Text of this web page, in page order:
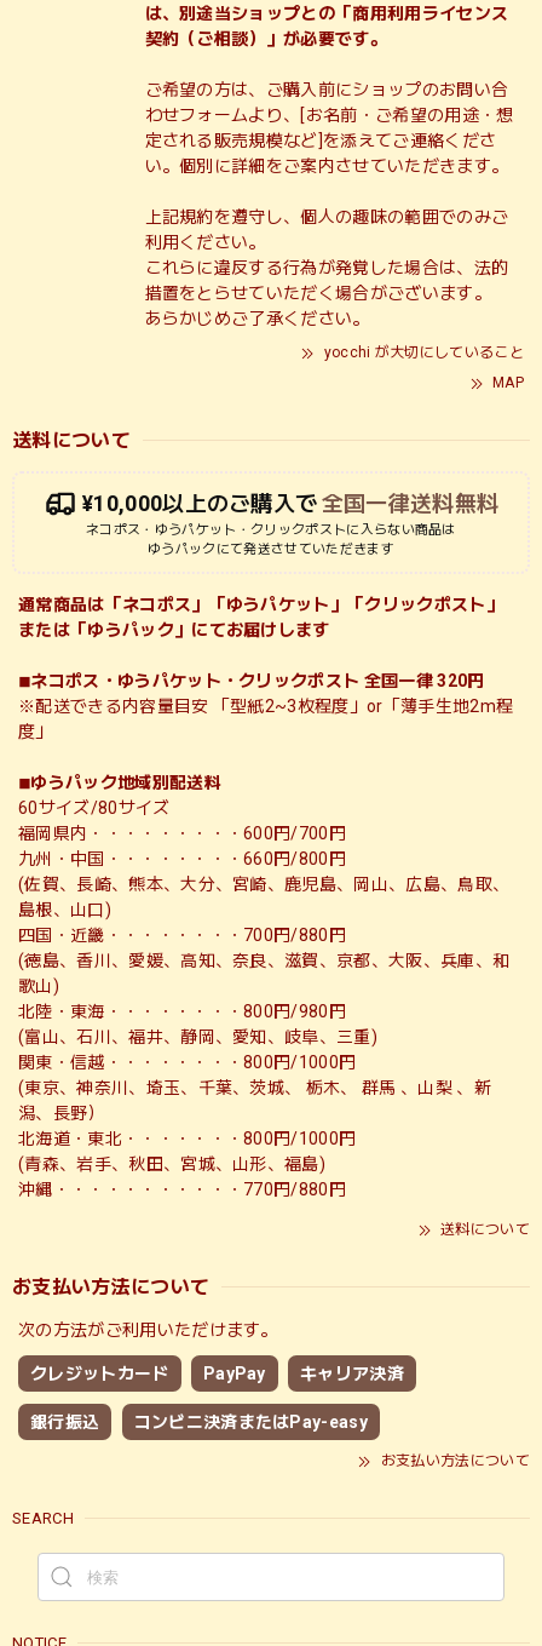
は、別途当ショップとの「商用利用ライセンス
契約（ご相談）」が必要です。
ご希望の方は、ご購入前にショップのお問い合
わせフォームより、[お名前・ご希望の用途・想
定される販売規模など]を添えてご連絡くださ
い。個別に詳細をご案内させていただきます。
上記規約を遵守し、個人の趣味の範囲でのみご
利用ください。
これらに違反する行為が発覚した場合は、法的
措置をとらせていただく場合がございます。
あらかじめご了承ください。
yocchi が大切にしていること
MAP
送料について
¥10,000以上のご購入で全国一律送料無料
ネコポス・ゆうパケット・クリックポストに入らない商品は
ゆうパックにて発送させていただきます
通常商品は「ネコポス」「ゆうパケット」「クリックポスト」
または「ゆうパック」にてお届けします
◾︎ネコポス・ゆうパケット・クリックポスト 全国一律 320円
※配送できる内容量目安 「型紙2~3枚程度」or「薄手生地2m程
度」
◾︎ゆうパック地域別配送料
60サイズ/80サイズ
福岡県内・・・・・・・・・600円/700円
九州・中国・・・・・・・・660円/800円
(佐賀、長崎、熊本、大分、宮崎、鹿児島、岡山、広島、鳥取、
島根、山口)
四国・近畿・・・・・・・・700円/880円
(徳島、香川、愛媛、高知、奈良、滋賀、京都、大阪、兵庫、和
歌山)
北陸・東海・・・・・・・・800円/980円
(富山、石川、福井、静岡、愛知、岐阜、三重)
関東・信越・・・・・・・・800円/1000円
(東京、神奈川、埼玉、千葉、茨城、 栃木、 群馬 、山梨 、新
潟、長野）
北海道・東北・・・・・・・800円/1000円
(青森、岩手、秋田、宮城、山形、福島)
沖縄・・・・・・・・・・・770円/880円
送料について
お支払い方法について
次の方法がご利用いただけます。
クレジットカード PayPay キャリア決済
銀行振込 コンビニ決済またはPay-easy
お支払い方法について
SEARCH